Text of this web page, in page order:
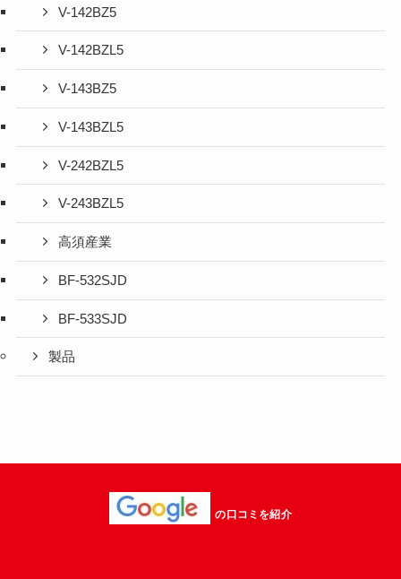
V-142BZ5
V-142BZL5
V-143BZ5
V-143BZL5
V-242BZL5
V-243BZL5
高須産業
BF-532SJD
BF-533SJD
製品
の口コミを紹介